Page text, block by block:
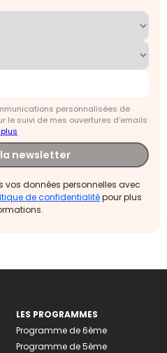
personnalisées de
le suivi de mes ouvertures d'emails
newsletter
données personnelles avec
de confidentialitépour plus
LES PROGRAMMES
Programme de 6ème
Programme de 5ème